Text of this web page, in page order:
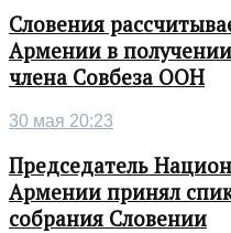
Словения
Армении в
члена Совбеза ООН
30 мая 20:23
Председатель
Армении принял
собрания Словении